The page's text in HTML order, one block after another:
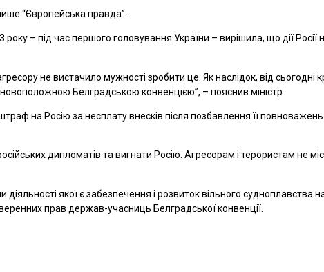
“Європейська правда”.
– під час першого головування України – вирішила, що дії Росії
не вистачило мужності зробити це. Як наслідок, від сьогодні
Белградською конвенцією”, – пояснив міністр.
на Росію за несплату внесків після позбавлення її повноважень
дипломатів та вигнати Росію. Агресорам і терористам не
якої є забезпечення і розвиток вільного судноплавства
прав держав-учасниць Белградської конвенції.